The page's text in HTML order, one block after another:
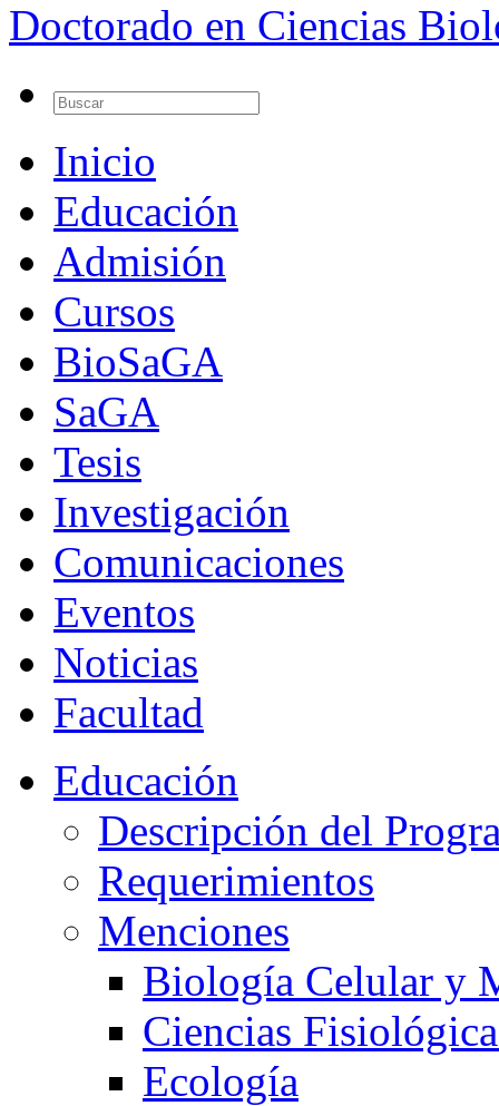
Doctorado en Ciencias
Inicio
Educación
Admisión
Cursos
BioSaGA
SaGA
Tesis
Investigación
Comunicaciones
Eventos
Noticias
Facultad
Educación
Descripción del
Requerimientos
Menciones
Biología Celular y
Ciencias
Ecología